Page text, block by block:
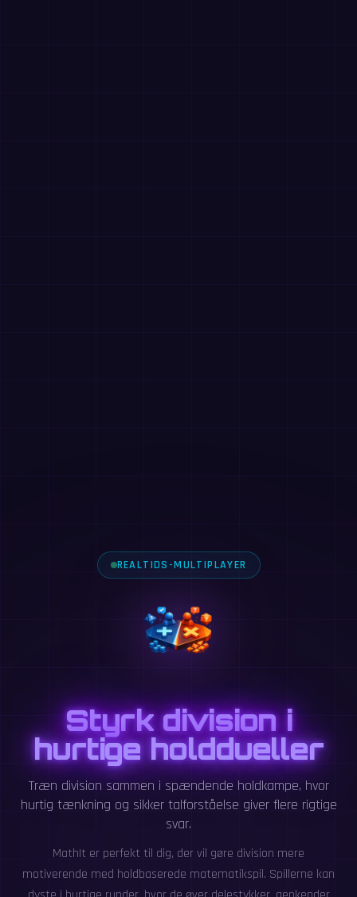
REALTIDS-MULTIPLAYER
Styrk division i
hurtige holddueller
Træn division sammen i spændende holdkampe, hvor
hurtig tænkning og sikker talforståelse giver flere rigtige
svar.
MathIt er perfekt til dig, der vil gøre division mere
motiverende med holdbaserede matematikspil. Spillerne kan